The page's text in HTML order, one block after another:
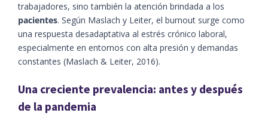
trabajadores, sino también la atención brindada a los
pacientes. Según Maslach y Leiter, el burnout surge como
una respuesta desadaptativa al estrés crónico laboral,
especialmente en entornos con alta presión y demandas
constantes (Maslach & Leiter, 2016).
Una creciente prevalencia: antes y después
de la pandemia